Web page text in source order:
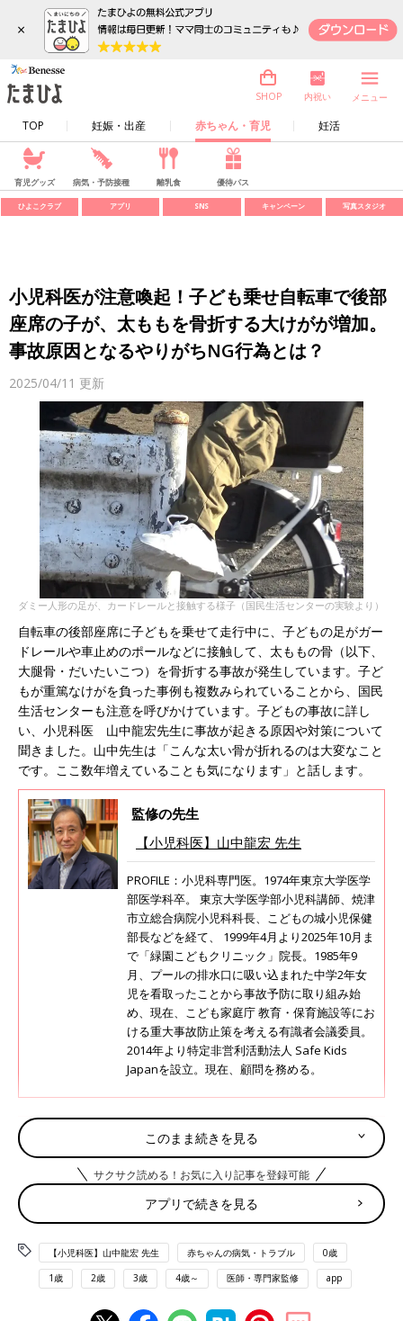
×
TOP 妊娠・出産 赤ちゃん・育児 妊活
SHOP 内祝い メニュー
育児グッズ 病気・予防接種 離乳食 優待パス
ひよこクラブ アプリ SNS キャンペーン 写真スタジオ
小児科医が注意喚起！子ども乗せ自転車で後部
座席の子が、太ももを骨折する大けがが増加。
事故原因となるやりがちNG行為とは？
2025/04/11 更新
ダミー人形の足が、カードレールと接触する様子（国民生活センターの実験より）
自転車の後部座席に子どもを乗せて走行中に、子どもの足がガー
ドレールや車止めのポールなどに接触して、太ももの骨（以下、
大腿骨・だいたいこつ）を骨折する事故が発生しています。子ど
もが重篤なけがを負った事例も複数みられていることから、国民
生活センターも注意を呼びかけています。子どもの事故に詳し
い、小児科医 山中龍宏先生に事故が起きる原因や対策について
聞きました。山中先生は「こんな太い骨が折れるのは大変なこと
です。ここ数年増えていることも気になります」と話します。
監修の先生
【小児科医】山中龍宏 先生
PROFILE：小児科専門医。1974年東京大学医学
部医学科卒。 東京大学医学部小児科講師、焼津
市立総合病院小児科科長、こどもの城小児保健
部長などを経て、 1999年4月より2025年10月ま
で「緑園こどもクリニック」院長。1985年9
月、プールの排水口に吸い込まれた中学2年女
児を看取ったことから事故予防に取り組み始
め、現在、こども家庭庁 教育・保育施設等にお
ける重大事故防止策を考える有識者会議委員。
2014年より特定非営利活動法人 Safe Kids
Japanを設立。現在、顧問を務める。
春、子ども乗せ自転車デビューが増える
ころ、あなたの乗り方大丈夫！？抱っこ
はNG、おんぶも注意が必要、事故事例
に学ぼう【小児科医】
入園などに合わせて、春から子ども乗せ自転車
ょうか。子どもを自転車に乗せて移動すると
き、実は子どもが事故に巻き込まれるケースは
後を絶ちません。子どもの事故に詳しい、小児
科医 山中龍宏先生に子ども乗せ自転車の注意点
を聞きました。
自転車の後部座席に座って足を伸ばしたり、ガニ股
で乗っていて事故が発生
このまま続きを見る
サクサク読める！お気に入り記事を登録可能
アプリで続きを見る
【小児科医】山中龍宏 先生 赤ちゃんの病気・トラブル 0歳
1歳 2歳 3歳 4歳～ 医師・専門家監修 app